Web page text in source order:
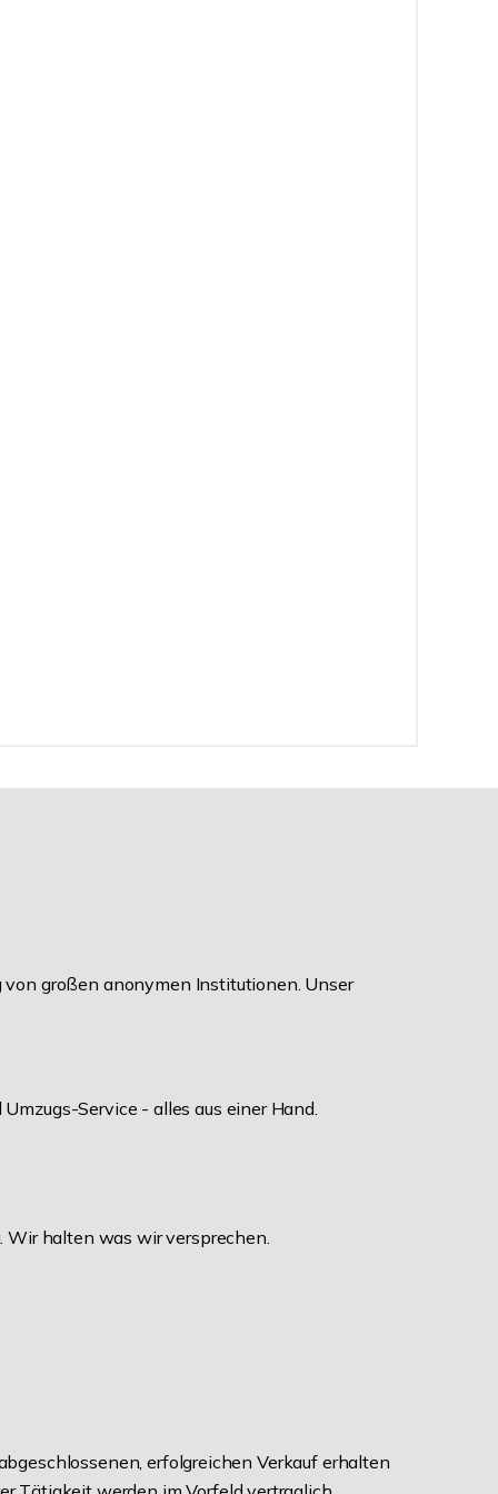
großen anonymen Institutionen. Unser
Service - alles aus einer Hand.
Wir halten was wir versprechen.
erfolgreichen Verkauf erhalten